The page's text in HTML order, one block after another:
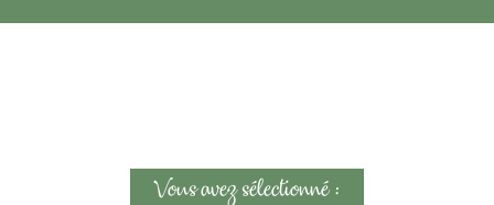
Vous avez sélectionné :